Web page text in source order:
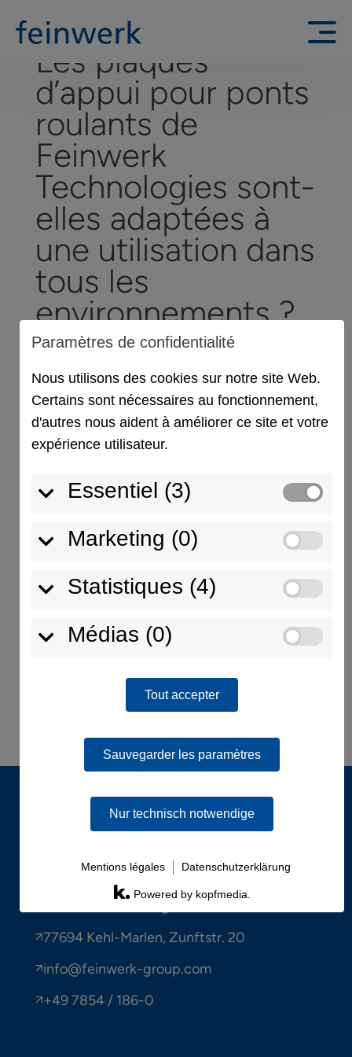
Paramètres de confidentialité
Nous utilisons des cookies sur notre site Web.
Certains sont nécessaires au fonctionnement,
d'autres nous aident à améliorer ce site et votre
expérience utilisateur.
Essentiel (3)
Marketing (0)
Statistiques (4)
Médias (0)
Tout accepter
Sauvegarder les paramètres
Nur technisch notwendige
Powered by kopfmedia.
Mentions légales Datenschutzerklärung
Les plaques
d’appui pour ponts
roulants de
Feinwerk
Technologies sont-
elles adaptées à
une utilisation dans
tous les
environnements ?
Absolument. Nos plaques d'appui pour grues
sont réputées pour leur résistance aux
conditions météorologiques extrêmes et leur
capacité à offrir des performances fiables
robustesse les rend idéales pour une grande
variété d'environnements de travail.
Neueste Kommentare
Aucun commentaire à afficher.
Feinwerk Technologies GmbH
77694 Kehl-Marlen, Zunftstr. 20
info@feinwerk-group.com
+49 7854 / 186-0